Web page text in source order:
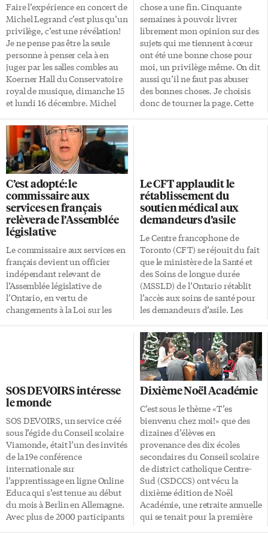
Faire l’expérience en concert de
Michel Legrand c’est plus qu’un
privilège, c’est une révélation!
Je ne pense pas être la seule
personne à penser cela à en
juger par les salles combles au
Koerner Hall du Conservatoire
royal de musique, dimanche 15
et lundi 16 décembre. Michel
soirées remplies de joie, de
bonne humeur et d’échanges
riches… du haut de ses 81
années! Un véritable génie
musical, toujours aussi
dynamique et prolifique.
D’ailleurs Michel Legrand nous
a présenté, en guise
d’introduction, une nouvelle
composition (Comme une
symphonie héroïque) qu’il a
écrit juste pour lui cette […]
chose a une fin. Cinquante
semaines à pouvoir livrer
librement mon opinion sur des
sujets qui me tiennent à cœur
ont été une bonne chose pour
moi, un privilège même. On dit
aussi qu’il ne faut pas abuser
des bonnes choses. Je choisis
donc de tourner la page. Cette
ontarienne. Ce fut le cas avec la
chronique Les Hiers, qui fut
suivie du quiz Qui suis-je? […]
C’est adopté: le
commissaire aux
services en français
relèvera de l’Assemblée
législative
Le commissaire aux services en
français devient un officier
indépendant relevant de
l’Assemblée législative de
l’Ontario, en vertu de
changements à la Loi sur les
minoritaire à être adopté en
2013, va faire en sorte que
François Boileau relèvera de
l’Assemblée législative et non
plus de la ministre déléguée
aux affaires francophones,
Madeleine Meilleur. C’est le
même statut que celui de
l’ombudsman, de la
vérificatrice générale, et de
quelques autres grands […]
Le CFT applaudit le
rétablissement du
soutien médical aux
demandeurs d’asile
Le Centre francophone de
Toronto (CFT) se réjouit du fait
que le ministère de la Santé et
des Soins de longue durée
(MSSLD) de l’Ontario rétablit
l’accès aux soins de santé pour
les demandeurs d’asile. Les
demandeurs d’asile ont
beaucoup souffert des
restrictions imposées par le
gouvernement fédéral sur
l’accès aux soins de santé dans
le cadre du Programme fédéral
de santé intérimaire (PFSI)
depuis le 1er juillet 2012. En
effet, les services médicaux du
CFT comptent plus de 250
clients dans cette position, qui
se sont vus interdire l’accès à
des spécialistes, des
médicaments, […]
SOS DEVOIRS intéresse
le monde
SOS DEVOIRS, un service créé
sous l’égide du Conseil scolaire
Viamonde, était l’un des invités
de la 19e conférence
internationale sur
l’apprentissage en ligne Online
Educa qui s’est tenue au début
du mois à Berlin en Allemagne.
Avec plus de 2000 participants
Dixième Noël Académie
C’est sous le thème «T’es
bienvenu chez moi!» que des
dizaines d’élèves en
provenance des dix écoles
secondaires du Conseil scolaire
de district catholique Centre-
Sud (CSDCCS) ont vécu la
dixième édition de Noël
Académie, une retraite annuelle
qui se tenait pour la première